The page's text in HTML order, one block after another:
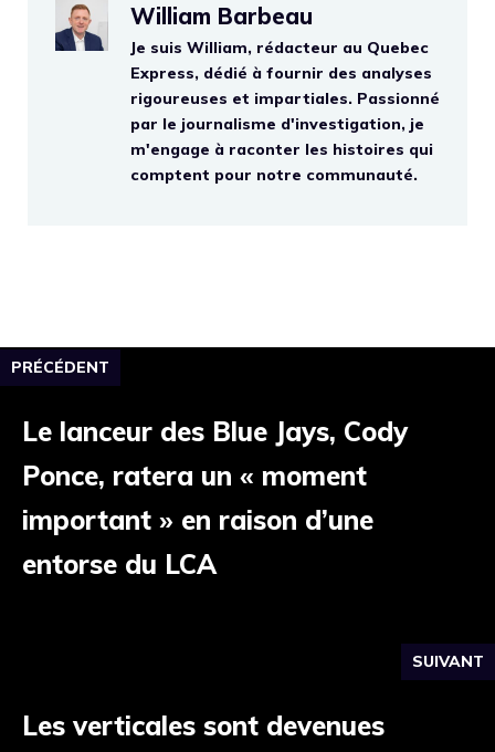
William Barbeau
Je suis William, rédacteur au Quebec
Express, dédié à fournir des analyses
rigoureuses et impartiales. Passionné
par le journalisme d'investigation, je
m'engage à raconter les histoires qui
comptent pour notre communauté.
PRÉCÉDENT
Le lanceur des Blue Jays, Cody
Ponce, ratera un « moment
important » en raison d’une
entorse du LCA
SUIVANT
Les verticales sont devenues